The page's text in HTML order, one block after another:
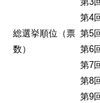
総選挙順位（票
数）
第4
第5
第6
第7
第8
第9